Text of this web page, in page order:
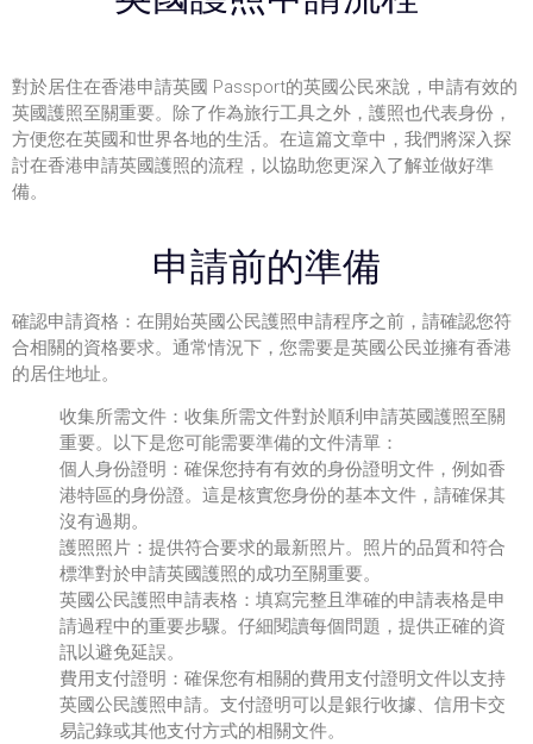
對於居住在香港申請英國 Passport的英國公民來說，申請有效的
英國護照至關重要。除了作為旅行工具之外，護照也代表身份，
方便您在英國和世界各地的生活。在這篇文章中，我們將深入探
討在香港申請英國護照的流程，以協助您更深入了解並做好準
備。
申請前的準備
確認申請資格：在開始英國公民護照申請程序之前，請確認您符
合相關的資格要求。通常情況下，您需要是英國公民並擁有香港
的居住地址。
收集所需文件：收集所需文件對於順利 申請英國護照至關
重要。以下是您可能需要準備的文件清單：
個人身份證明：確保您持有有效的身份證明文件，例如香
港特區的身份證。這是核實您身份的基本文件，請確保其
沒有過期。
護照照片：提供符合要求的最新照片。照片的品質和符合
標準對於申請英國護照的成功至關重要。
英國公民護照申請表格：填寫完整且準確的申請表格是申
請過程中的重要步驟。仔細閱讀每個問題，提供正確的資
訊以避免延誤。
費用支付證明：確保您有相關的費用支付證明文件以支持
英國公民護照申請。支付證明可以是銀行收據、信用卡交
易記錄或其他支付方式的相關文件。